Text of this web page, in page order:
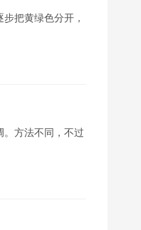
把黄绿色分开，
。方法不同，不过